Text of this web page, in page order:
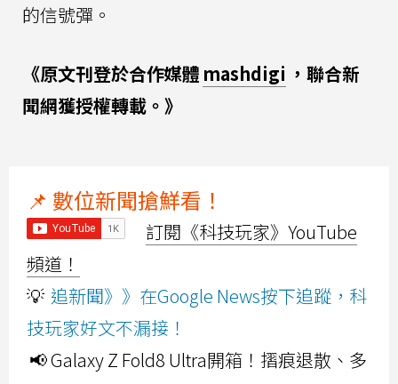
的信號彈。
《原文刊登於合作媒體 mashdigi ，聯合新
聞網獲授權轉載。》
📌 數位新聞搶鮮看！
訂閱《科技玩家》YouTube
頻道！
💡 追新聞》》在Google News按下追蹤，科
技玩家好文不漏接！
📢 Galaxy Z Fold8 Ultra開箱！摺痕退散、多